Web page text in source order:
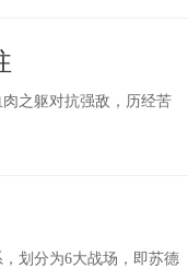
之躯对抗强敌，历经苦
划分为6大战场，即苏德